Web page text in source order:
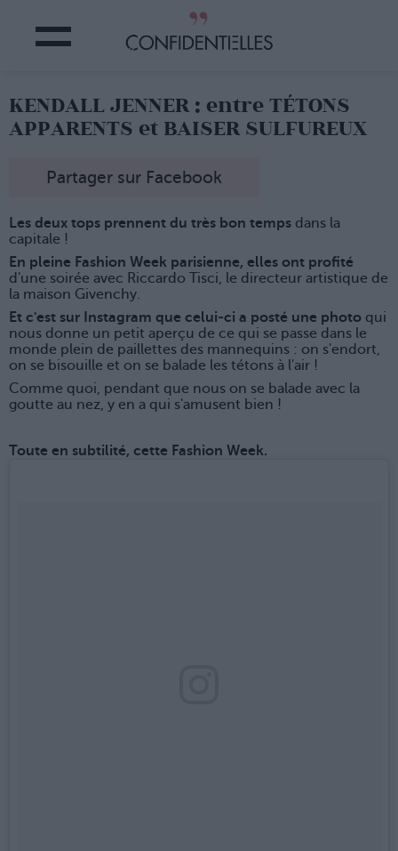
KENDALL JENNER : entre TÉTONS
APPARENTS et BAISER SULFUREUX
Partager sur Facebook
Les deux tops prennent du très bon temps dans la
capitale !
En pleine Fashion Week parisienne, elles ont profité
d'une soirée avec Riccardo Tisci, le directeur artistique de
la maison Givenchy.
Et c'est sur Instagram que celui-ci a posté une photo qui
nous donne un petit aperçu de ce qui se passe dans le
monde plein de paillettes des mannequins : on s'endort,
on se bisouille et on se balade les tétons à l'air !
Comme quoi, pendant que nous on se balade avec la
goutte au nez, y en a qui s'amusent bien !
Toute en subtilité, cette Fashion Week.